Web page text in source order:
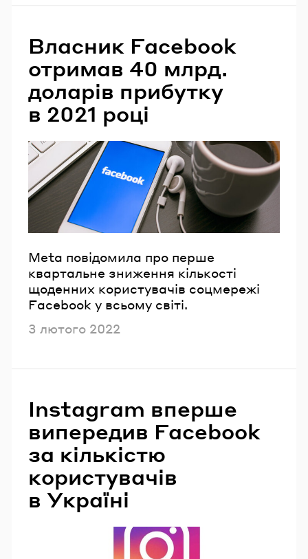
Власник Facebook
отримав 40 млрд.
доларів прибутку
в 2021 році
Meta повідомила про перше
квартальне зниження кількості
щоденних користувачів соцмережі
Facebook у всьому світі.
Опубліковано
3 лютого 2022
Instagram вперше
випередив Facebook
за кількістю
користувачів
в Україні